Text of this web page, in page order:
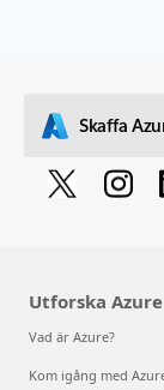
Skaffa
Utforska Azure
Vad är Azure?
Kom igång med